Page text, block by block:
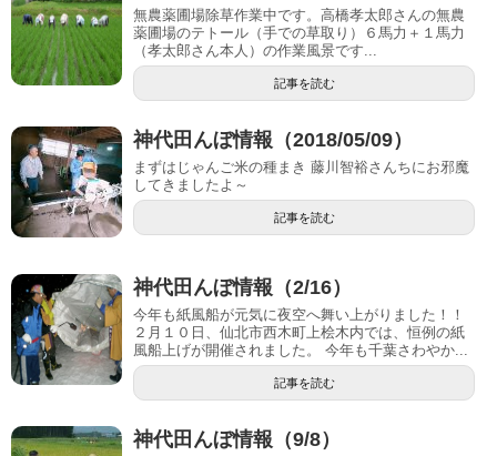
無農薬圃場除草作業中です。高橋孝太郎さんの無農
薬圃場のテトール（手での草取り）６馬力＋１馬力
（孝太郎さん本人）の作業風景です...
記事を読む
神代田んぼ情報（2018/05/09）
まずはじゃんご米の種まき 藤川智裕さんちにお邪魔
してきましたよ～
記事を読む
神代田んぼ情報（2/16）
今年も紙風船が元気に夜空へ舞い上がりました！！
２月１０日、仙北市西木町上桧木内では、恒例の紙
風船上げが開催されました。 今年も千葉さわやか...
記事を読む
神代田んぼ情報（9/8）